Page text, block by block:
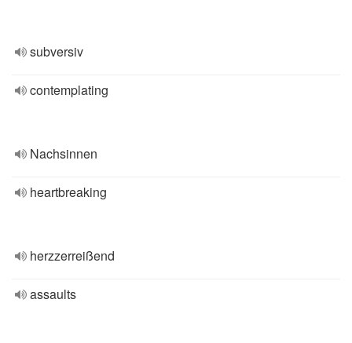
subversiv
contemplating
Nachsinnen
heartbreaking
herzzerreißend
assaults